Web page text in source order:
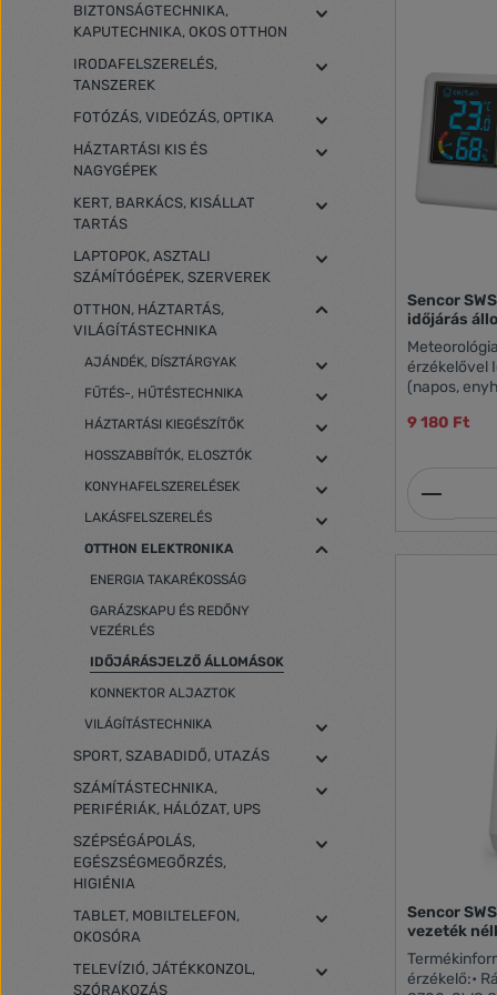
BIZTONSÁGTECHNIKA,
KAPUTECHNIKA, OKOS OTTHON
IRODAFELSZERELÉS,
TANSZEREK
FOTÓZÁS, VIDEÓZÁS, OPTIKA
HÁZTARTÁSI KIS ÉS
NAGYGÉPEK
KERT, BARKÁCS, KISÁLLAT
TARTÁS
LAPTOPOK, ASZTALI
SZÁMÍTÓGÉPEK, SZERVEREK
OTTHON, HÁZTARTÁS,
VILÁGÍTÁSTECHNIKA
AJÁNDÉK, DÍSZTÁRGYAK
FŰTÉS-, HŰTÉSTECHNIKA
HÁZTARTÁSI KIEGÉSZÍTŐK
HOSSZABBÍTÓK, ELOSZTÓK
KONYHAFELSZERELÉSEK
LAKÁSFELSZERELÉS
OTTHON ELEKTRONIKA
ENERGIA TAKARÉKOSSÁG
GARÁZSKAPU ÉS REDŐNY
VEZÉRLÉS
IDŐJÁRÁSJELZŐ ÁLLOMÁSOK
KONNEKTOR ALJAZTOK
VILÁGÍTÁSTECHNIKA
SPORT, SZABADIDŐ, UTAZÁS
SZÁMÍTÁSTECHNIKA,
PERIFÉRIÁK, HÁLÓZAT, UPS
SZÉPSÉGÁPOLÁS,
EGÉSZSÉGMEGŐRZÉS,
HIGIÉNIA
TABLET, MOBILTELEFON,
OKOSÓRA
TELEVÍZIÓ, JÁTÉKKONZOL,
SZÓRAKOZÁS
Sencor
időjárás
érzékelővel
(napos,
Külső
- +60°C
99% RH
órás
érzékelő
közötti
tartozék
vevő közti
terepen)
A főegység
AA típusú
9 180 Ft
Sencor
vezeték
érzékelő:•